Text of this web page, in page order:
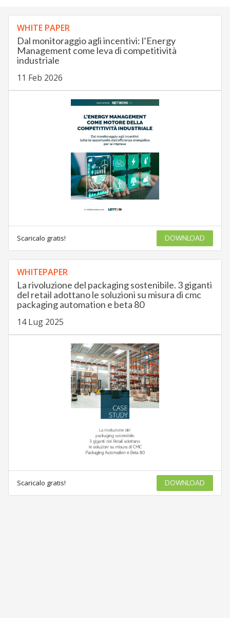
WHITE PAPER
Dal monitoraggio agli incentivi: l’Energy
Management come leva di competitività
industriale
11 Feb 2026
Scaricalo gratis! DOWNLOAD
WHITEPAPER
La rivoluzione del packaging sostenibile. 3 giganti
del retail adottano le soluzioni su misura di cmc
packaging automation e beta 80
14 Lug 2025
Scaricalo gratis! DOWNLOAD